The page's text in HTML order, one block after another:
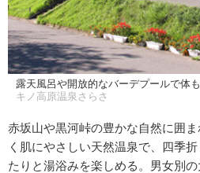
露天風呂や開放的なバーデプールで体
キノ高原温泉さらさ
赤坂山や黒河峠の豊かな自然に囲
く肌にやさしい天然温泉で、四季
たりと湯浴みを楽しめる。男女別